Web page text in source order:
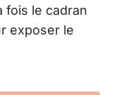
fois le cadran
exposer le